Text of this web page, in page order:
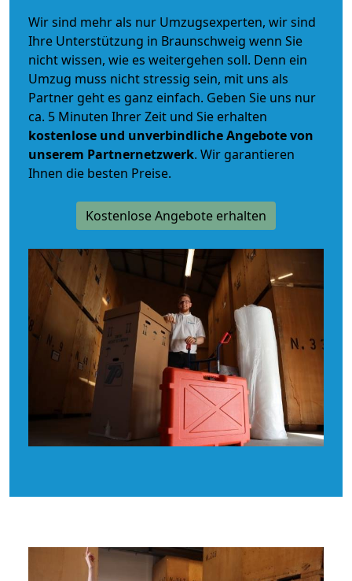
Wir sind mehr als nur Umzugsexperten, wir sind
Ihre Unterstützung in Braunschweig wenn Sie
nicht wissen, wie es weitergehen soll. Denn ein
Umzug muss nicht stressig sein, mit uns als
Partner geht es ganz einfach. Geben Sie uns nur
ca. 5 Minuten Ihrer Zeit und Sie erhalten
kostenlose und unverbindlicheAngebote von
unserem Partnernetzwerk. Wir garantieren
Ihnen die besten Preise.
Kostenlose Angebote erhalten